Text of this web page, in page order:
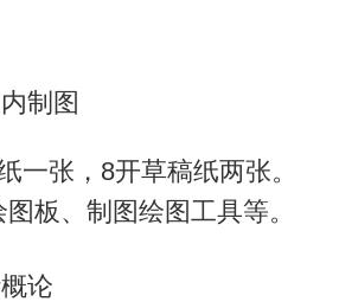
制图
一张，8开草稿纸两张。
板、制图绘图工具等。
论